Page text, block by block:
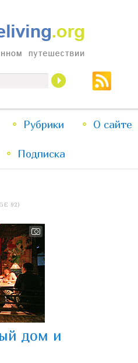
Перейти
к
Перейти
к
Рубрики О сайте
Подписка
92)
дом и